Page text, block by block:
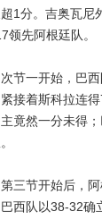
1分。吉奥瓦尼
领先阿根廷队。
一开始，巴西
接着斯科拉连
竟然一分未得
节开始后，阿
西队以38-32确